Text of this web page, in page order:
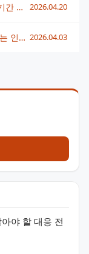
야 할 대응 전
용산이혼전문변호사가 알려주는 이혼신고기간 핵심 정보 2026.04.20
사실혼소송, 강남이혼전문변호사가 알려주는 인정 기준과 대응법 2026.04.03